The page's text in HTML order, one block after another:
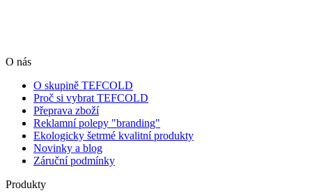
O nás
O skupině TEFCOLD
Proč si vybrat TEFCOLD
Přeprava zboží
Reklamní polepy "branding"
Ekologicky šetrmé kvalitní produkty
Novinky a blog
Záruční podmínky
Produkty